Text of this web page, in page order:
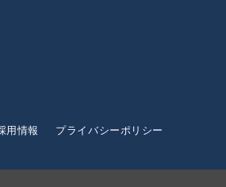
用情報 プライバシーポリシー